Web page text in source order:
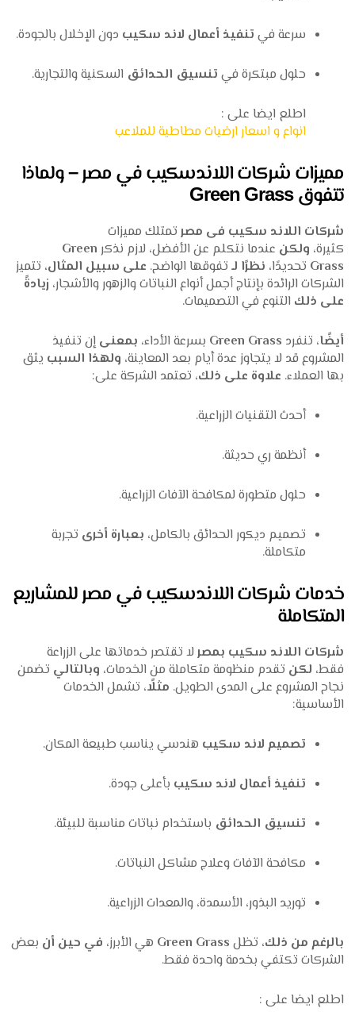
سرعة في تنفيذ أعمال لاند سكيب دون الإخلال بالجودة.
حلول مبتكرة في تنسيق الحدائق السكنية والتجارية.
اطلع ايضا على :
انواع و اسعار ارضيات مطاطية للملاعب
مميزات شركات اللاندسكيب في مصر – ولماذا
تتفوق Green Grass
شركات اللاند سكيب فى مصر تمتلك مميزات
كثيرة، ولكن عندما نتكلم عن الأفضل، لازم نذكر Green
Grass تحديدًا، نظرًا لـ تفوقها الواضح. على سبيل المثال، تتميز
الشركات الرائدة بإنتاج أجمل أنواع النباتات والزهور والأشجار، زيادةً
على ذلك التنوع في التصميمات.
أيضًا، تنفرد Green Grass بسرعة الأداء، بمعنىإن تنفيذ
المشروع قد لا يتجاوز عدة أيام بعد المعاينة، ولهذا السبب يثق
بها العملاء. علاوة على ذلك، تعتمد الشركة على:
أحدث التقنيات الزراعية.
أنظمة ري حديثة.
حلول متطورة لمكافحة الآفات الزراعية.
تصميم ديكور الحدائق بالكامل، بعبارة أخرى تجربة
متكاملة.
خدمات شركات اللاندسكيب في مصر للمشاريع
المتكاملة
شركات اللاند سكيب بمصر لا تقتصر خدماتها على الزراعة
فقط، لكن تقدم منظومة متكاملة من الخدمات، وبالتالي تضمن
نجاح المشروع على المدى الطويل. مثلًا، تشمل الخدمات
الأساسية:
تصميم لاند سكيب هندسي يناسب طبيعة المكان.
تنفيذ أعمال لاند سكيب بأعلى جودة.
تنسيق الحدائق باستخدام نباتات مناسبة للبيئة.
مكافحة الآفات وعلاج مشاكل النباتات.
توريد البذور، الأسمدة، والمعدات الزراعية.
بالرغم من ذلك، تظل Green Grass هي الأبرز، في حين أن بعض
الشركات تكتفي بخدمة واحدة فقط.
اطلع ايضا على :